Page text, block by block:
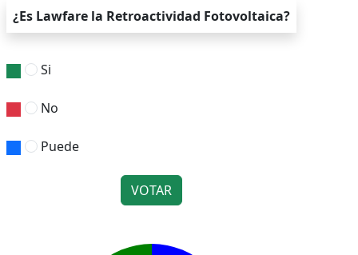
¿Es Lawfare la Retroactividad Fotovoltaica?
Si
No
Puede
VOTAR